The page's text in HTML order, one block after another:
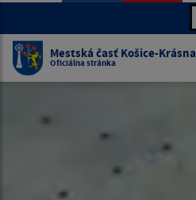
Mestská časť Košice-Krásna
Oficiálna stránka